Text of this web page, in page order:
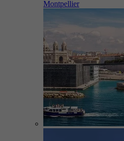
Montpellier